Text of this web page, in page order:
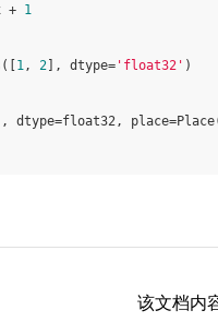
+ 1
([ 1, 2 ], dtype= 'float32' )
], dtype=float32,
该文档内